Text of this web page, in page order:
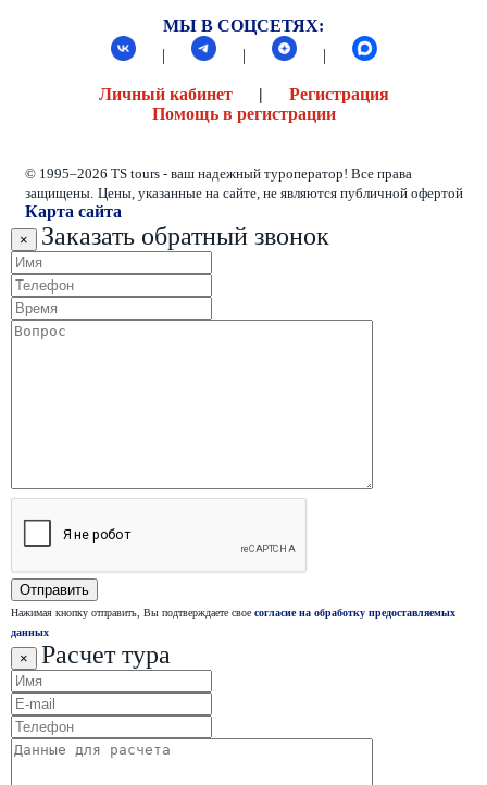
МЫ В СОЦСЕТЯХ:
|
| |
Личный кабинет| Регистрация
Помощь в регистрации
© 1995–2026 TS tours - ваш надежный туроператор! Все права
защищены. Цены, указанные на сайте, не являются публичной офертой
Карта сайта
× Заказать обратный звонок
Нажимая кнопку отправить, Вы подтверждаете свое согласие на обработку предоставляемых
данных
× Расчет тура